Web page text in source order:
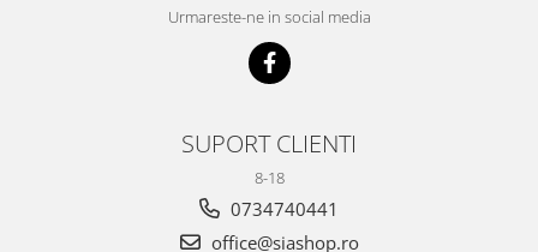
Urmareste-ne in social media
SUPORT CLIENTI
8-18
0734740441
office@siashop.ro